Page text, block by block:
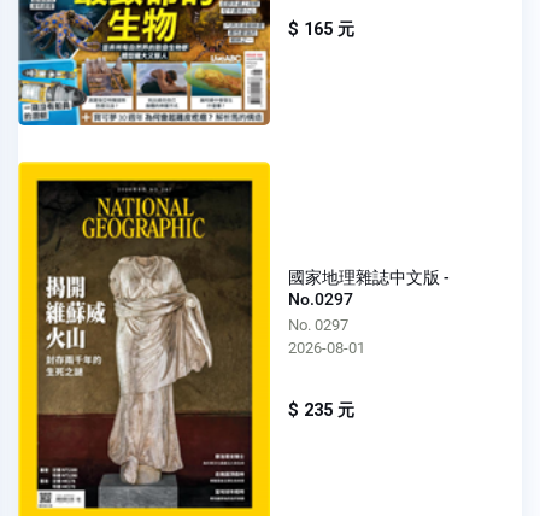
$ 165 元
國家地理雜誌中文版 -
No.0297
No. 0297
2026-08-01
$ 235 元